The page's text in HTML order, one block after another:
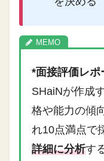
*面接評価レポ
SHaiNが作成
格や能力の傾
れ10点満点で
詳細に分析す